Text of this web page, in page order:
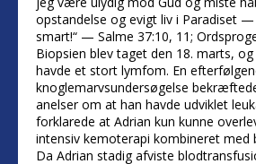
opstandelse og evigt liv i Paradiset
smart!“ — Salme 37:10, 11;
Biopsien blev taget den 18. marts,
havde et stort lymfom. En
knoglemarvsundersøgelse
anelser om at han havde udviklet
forklarede at Adrian kun kunne
intensiv kemoterapi kombineret med
Da Adrian stadig afviste